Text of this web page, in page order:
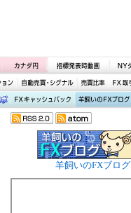
羊飼いのFXブログ